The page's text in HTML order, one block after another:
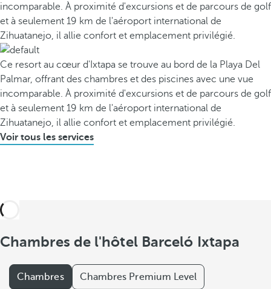
incomparable. À proximité d'excursions et de parcours de golf
et à seulement 19 km de l'aéroport international de
Zihuatanejo, il allie confort et emplacement privilégié.
Ce resort au cœur d'Ixtapa se trouve au bord de la Playa Del
Palmar, offrant des chambres et des piscines avec une vue
incomparable. À proximité d'excursions et de parcours de golf
et à seulement 19 km de l'aéroport international de
Zihuatanejo, il allie confort et emplacement privilégié.
Voir tous les services
Chambres de l'hôtel Barceló Ixtapa
Chambres Chambres Premium Level